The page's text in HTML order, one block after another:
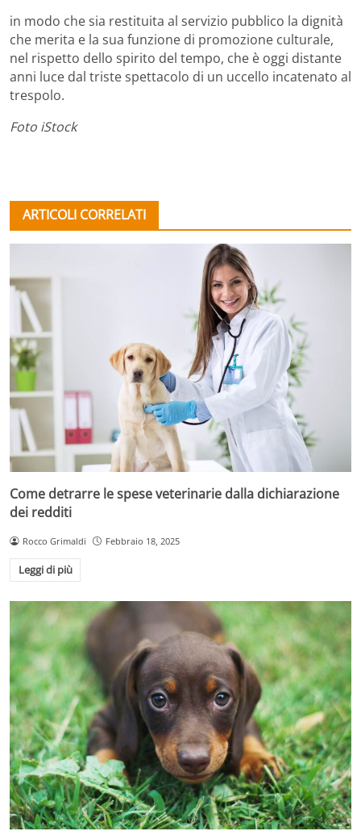
in modo che sia restituita al servizio pubblico la dignità
che merita e la sua funzione di promozione culturale,
nel rispetto dello spirito del tempo, che è oggi distante
anni luce dal triste spettacolo di un uccello incatenato al
trespolo.
Foto iStock
ARTICOLI CORRELATI
Come detrarre le spese veterinarie dalla dichiarazione
dei redditi
Rocco Grimaldi Febbraio 18, 2025
Leggi di più